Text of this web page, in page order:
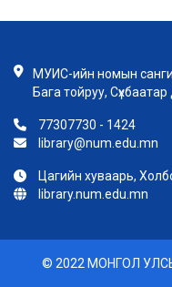
МУИС-ийн номын
Бага тойруу, Сүхбаатар
77307730 - 1424
library@num.edu.mn
Цагийн хуваарь,
library.num.edu.mn
© 2022 МОНГОЛ